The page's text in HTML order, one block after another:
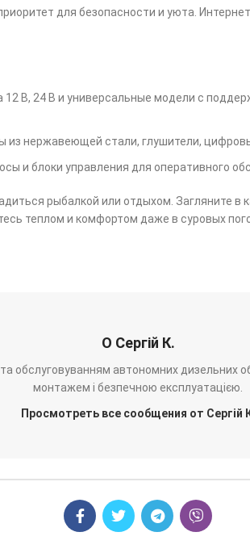
для безопасности и уюта.
В, 24 В и универсальные модели с
нержавеющей стали, глушители,
и блоки управления для оперативного
рыбалкой или отдыхом. Загляните
теплом и комфортом даже в суровых
О Сергій К.
обслуговуванням автономних дизельних
монтажем і безпечною експлуатацією.
Просмотреть все сообщения от Сергій